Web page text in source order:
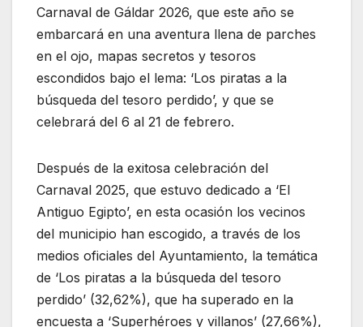
Carnaval de Gáldar 2026, que este año se
embarcará en una aventura llena de parches
en el ojo, mapas secretos y tesoros
escondidos bajo el lema: ‘Los piratas a la
búsqueda del tesoro perdido’, y que se
celebrará del 6 al 21 de febrero.
Después de la exitosa celebración del
Carnaval 2025, que estuvo dedicado a ‘El
Antiguo Egipto’, en esta ocasión los vecinos
del municipio han escogido, a través de los
medios oficiales del Ayuntamiento, la temática
de ‘Los piratas a la búsqueda del tesoro
perdido’ (32,62%), que ha superado en la
encuesta a ‘Superhéroes y villanos’ (27,66%),